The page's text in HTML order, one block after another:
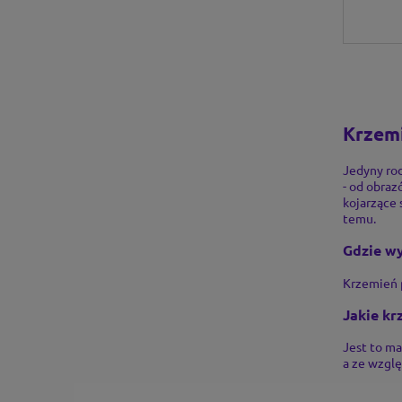
Jedyny
- od
kojarzące
temu.
Gdzie
Krzemień
Jakie
Jest to
a ze